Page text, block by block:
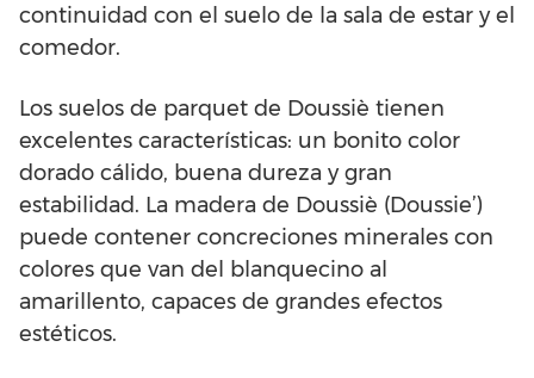
continuidad con el suelo de la sala de estar y el
comedor.
Los suelos de parquet de Doussiè tienen
excelentes características: un bonito color
dorado cálido, buena dureza y gran
estabilidad. La madera de Doussiè (Doussie’)
puede contener concreciones minerales con
colores que van del blanquecino al
amarillento, capaces de grandes efectos
estéticos.